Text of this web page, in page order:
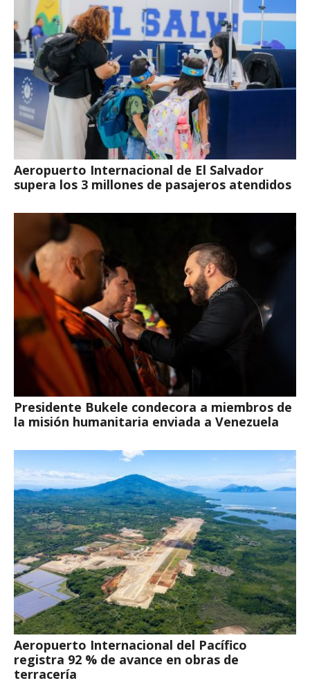
Aeropuerto Internacional de El Salvador
supera los 3 millones de pasajeros atendidos
Presidente Bukele condecora a miembros de
la misión humanitaria enviada a Venezuela
Aeropuerto Internacional del Pacífico
registra 92 % de avance en obras de
terracería